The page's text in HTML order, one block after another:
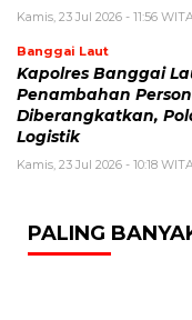
Kamis, 23 Jul 2026 - 11:56
Banggai Laut
Kapolres Banggai
Penambahan
Diberangkatkan,
Logistik
Kamis, 23 Jul 2026 - 10:18
PALING